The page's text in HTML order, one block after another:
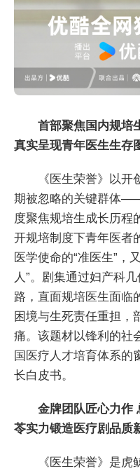
首部聚焦国内规培
真实呈现青年医生生存
《医生荣誉》以
期被忽略的关键群体
度聚焦规培生成长历程
开规培制度下青年医者
医学使命的“准医生”，
人”。剧集通过妇产科
路，直面规培医生面临
困境与生死责任重担，
痛。该题材以锋利的社
国医疗人才培育体系的
长白皮书。
金牌团队匠心力作
苓实力锻造医疗剧品质
《医生荣誉》是